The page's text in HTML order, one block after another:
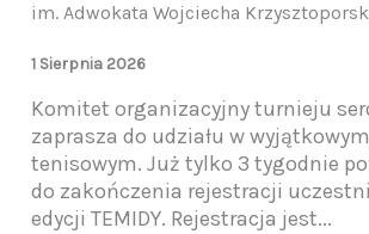
im. Adwokata Wojciecha
1 Sierpnia 2026
Komitet organizacyjny turnieju
zaprasza do udziału w
tenisowym. Już tylko 3 tygodnie
do zakończenia rejestracji
edycji TEMIDY. Rejestracja jest...